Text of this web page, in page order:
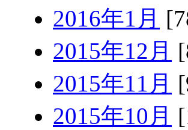
2016年1月
2015年12月
2015年11月
2015年10月